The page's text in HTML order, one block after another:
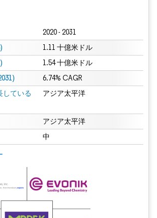
2020 - 2031
1.11 十億米ドル
1.54 十億米ドル
6.74% CAGR
している
アジア太平洋
アジア太平洋
中
。再利用にはCC BY 4.0の表示が必要です。